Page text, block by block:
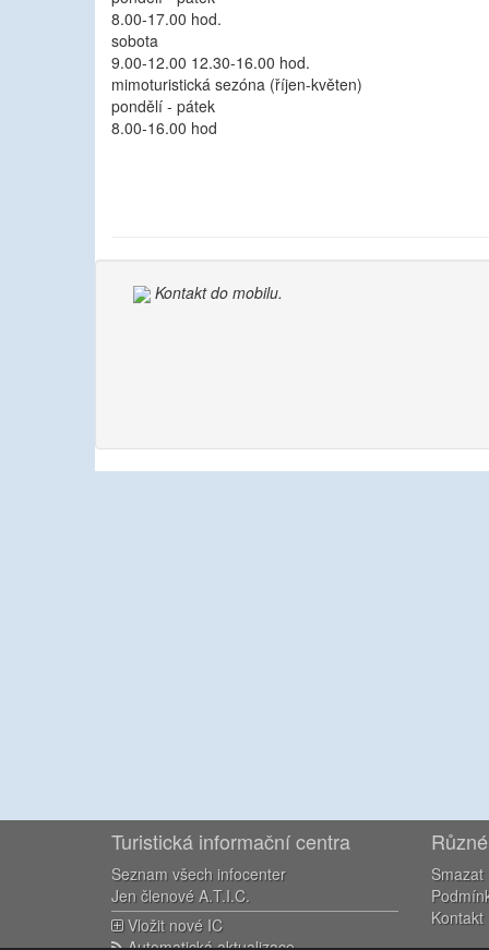
8.00-17.00 hod.
sobota
9.00-12.00 12.30-16.00 hod.
mimoturistická sezóna (říjen-květen)
pondělí - pátek
8.00-16.00 hod
Kontakt do mobilu.
Turistická informační centra
Seznam všech infocenter
Jen členové A.T.I.C.
Vložit nové IC
Různé
Smazat
Kontakt